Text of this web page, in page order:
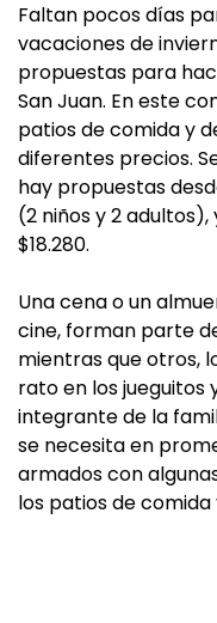
Faltan pocos días
vacaciones de
propuestas para
San Juan. En este
patios de comida y
diferentes precios.
hay propuestas
(2 niños y 2
$18.280.
Una cena o un
cine, forman parte
mientras que otros,
rato en los jueguitos
integrante de la
se necesita en
armados con
los patios de comida